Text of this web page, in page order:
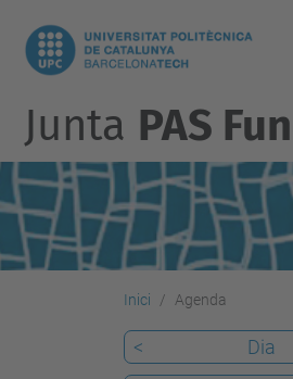
Junta PAS
Inici Agenda
< Dia